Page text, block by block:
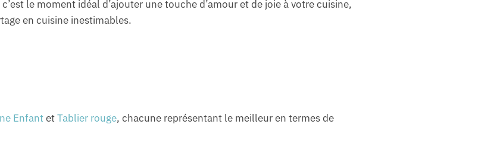
le moment idéal d’ajouter une touche d’amour et de joie à votre cuisine,
en cuisine inestimables.
EnfantetTablier rouge, chacune représentant le meilleur en termes de